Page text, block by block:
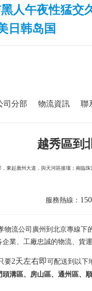
人午夜性猛
日韩岛国
司分部 物流資訊 聯
越秀區到
東起廣州大道，與天河區接壤；南臨
服務熱線：
物流公司廣州到北京專線下
業、工廠忠誠的物流、貨
要2天左右即可配送到以下
溝區、房山區、通州區、